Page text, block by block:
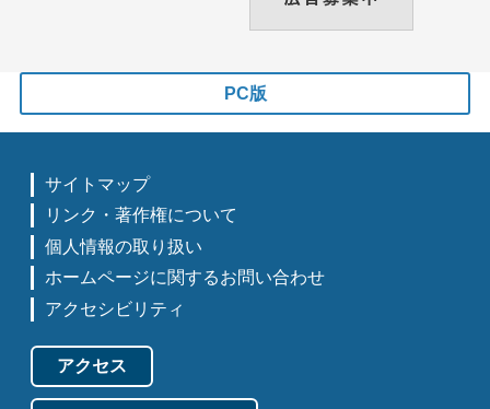
PC版
サイトマップ
リンク・著作権について
個人情報の取り扱い
ホームページに関するお問い合わせ
アクセシビリティ
アクセス